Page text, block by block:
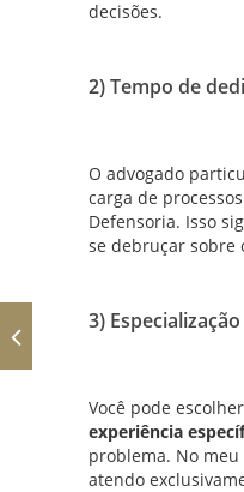
decisões.
2) Tempo de
O advogado
carga de
Defensoria. Isso
se debruçar sobre
3)
Você pode
experiência
problema. No meu
atendo